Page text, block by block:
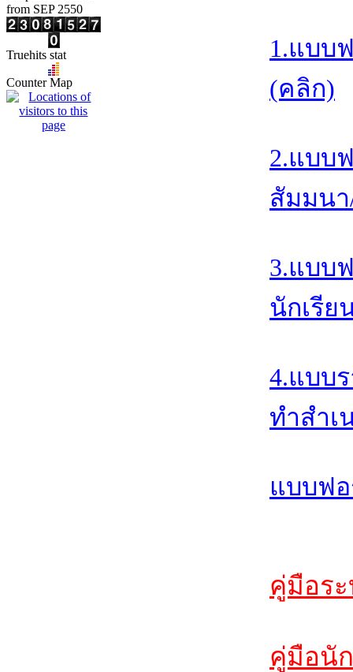
from SEP 2550
Truehits stat
Counter Map
1.แบบ
(คลิก)
2.แบบ
สัมมน
3.แบบ
นักเรีย
4.แบบ
ทำสำเ
แบบฟ
คู่มือร
คู่มือนั